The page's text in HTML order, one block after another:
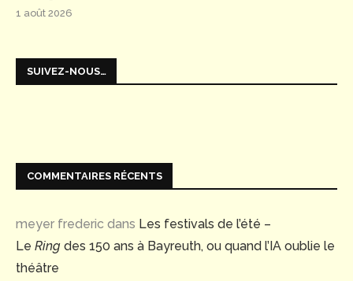
1 août 2026
SUIVEZ-NOUS…
COMMENTAIRES RÉCENTS
meyer frederic dans Les festivals de l’été –
Le Ring des 150 ans à Bayreuth, ou quand l’IA oublie le
théâtre